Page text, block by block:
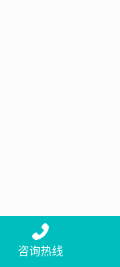
咨询热线